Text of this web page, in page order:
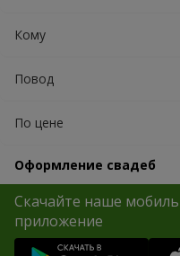
Кому
Повод
По цене
Оформление свадеб
Скачайте наше
приложение